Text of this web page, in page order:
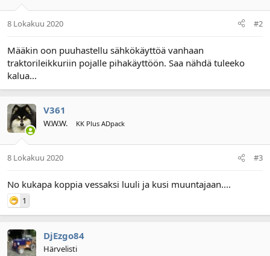
8 Lokakuu 2020 #2
Määkin oon puuhastellu sähkökäyttöä vanhaan
traktorileikkuriin pojalle pihakäyttöön. Saa nähdä tuleeko
kalua...
V361
W.W.W. KK Plus ADpack
8 Lokakuu 2020 #3
No kukapa koppia vessaksi luuli ja kusi muuntajaan....
1
DjEzgo84
Härvelisti